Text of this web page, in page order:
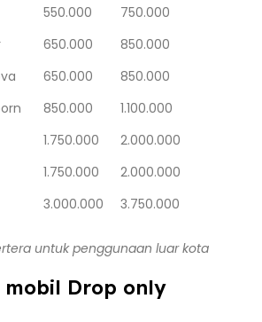
550.000
750.000
650.000
850.000
650.000
850.000
850.000
1.100.000
1.750.000
2.000.000
1.750.000
2.000.000
3.000.000 3.750.000
untuk penggunaan luar kota
mobil Drop only